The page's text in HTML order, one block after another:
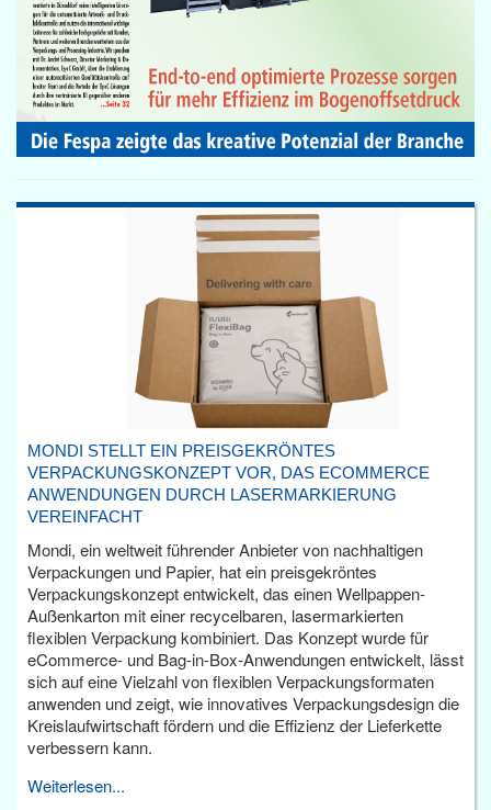
MONDI STELLT EIN PREISGEKRÖNTES
VERPACKUNGSKONZEPT VOR, DAS ECOMMERCE
ANWENDUNGEN DURCH LASERMARKIERUNG
VEREINFACHT
Mondi, ein weltweit führender Anbieter von nachhaltigen
Verpackungen und Papier, hat ein preisgekröntes
Verpackungskonzept entwickelt, das einen Wellpappen-
Außenkarton mit einer recycelbaren, lasermarkierten
flexiblen Verpackung kombiniert. Das Konzept wurde für
eCommerce- und Bag-in-Box-Anwendungen entwickelt, lässt
sich auf eine Vielzahl von flexiblen Verpackungsformaten
anwenden und zeigt, wie innovatives Verpackungsdesign die
Kreislaufwirtschaft fördern und die Effizienz der Lieferkette
verbessern kann.
Weiterlesen...